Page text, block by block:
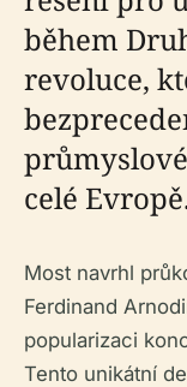
během
revoluce,
celé
Most navrhl
Ferdinand
popularizaci
Tento unikátní